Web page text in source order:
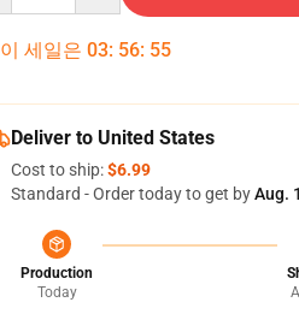
이 세일은 03: 56: 54
Deliver to United States
Cost to ship:$6.99
Standard - Order today to get byAug.
Production
Today